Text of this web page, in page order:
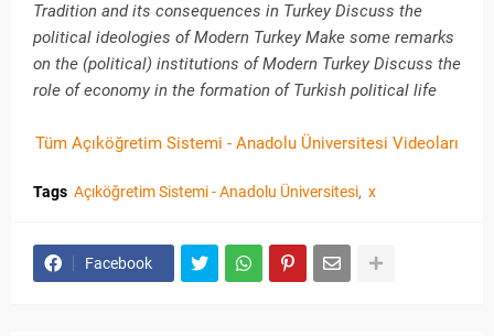
Tradition and its consequences in Turkey Discuss the
political ideologies of Modern Turkey Make some remarks
on the (political) institutions of Modern Turkey Discuss the
role of economy in the formation of Turkish political life
Tüm Açıköğretim Sistemi - Anadolu Üniversitesi Videoları
Tags Açıköğretim Sistemi - Anadolu Üniversitesi x
Facebook